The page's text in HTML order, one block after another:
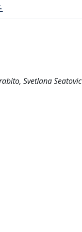
Svetlana Seatovic